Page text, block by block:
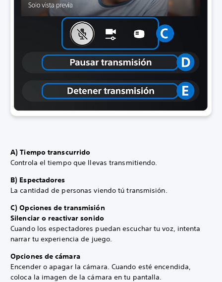
A) Tiempo transcurrido
Controla el tiempo que llevas transmitiendo.
B) Espectadores
La cantidad de personas viendo tú transmisión.
C) Opciones de transmisión
Silenciar o reactivar sonido
Cuando los espectadores puedan escuchar tu voz, intenta
narrar tu experiencia de juego.
Opciones de cámara
Encender o apagar la cámara. Cuando esté encendida,
coloca la imagen de la cámara en tu pantalla.